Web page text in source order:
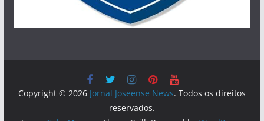
Copyright © 2026 Jornal Joseense News. Todos os direitos
reservados.